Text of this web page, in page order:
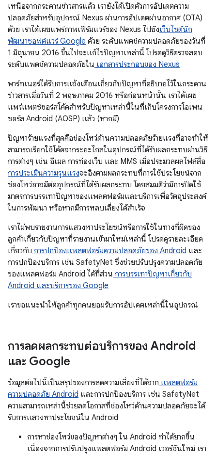
เหนือจากกระดานข่าวสารแล้ว เรายังได้เปิดตัวการอัปเดตความ
ปลอดภัยสำหรับอุปกรณ์ Nexus ผ่านการอัปเดตผ่านอากาศ (OTA)
ด้วย เราได้เผยแพร่ภาพเฟิร์มแวร์ของ Nexus ไปยังเว็บไซต์นัก
พัฒนาซอฟต์แวร์ Google ด้วย ระดับแพตช์ความปลอดภัยของวันที่
1 มิถุนายน 2016 ขึ้นไปจะแก้ไขปัญหาเหล่านี้ โปรดดูวิธีตรวจสอบ
ระดับแพตช์ความปลอดภัยใน เอกสารประกอบของ Nexus
พาร์ทเนอร์ได้รับการแจ้งเตือนเกี่ยวกับปัญหาที่อธิบายไว้ในกระดาน
ข่าวสารเมื่อวันที่ 2 พฤษภาคม 2016 หรือก่อนหน้านั้น เราได้เผย
แพร่แพตช์ซอร์สโค้ดสำหรับปัญหาเหล่านี้ในที่เก็บโครงการโอเพน
ซอร์ส Android (AOSP) แล้ว (หากมี)
ปัญหาร้ายแรงที่สุดคือช่องโหว่ด้านความปลอดภัยร้ายแรงที่อาจทําให้
สามารถเรียกใช้โค้ดจากระยะไกลในอุปกรณ์ที่ได้รับผลกระทบผ่านวิธี
การต่างๆ เช่น อีเมล การท่องเว็บ และ MMS เมื่อประมวลผลไฟล์สื่อ
การประเมินความรุนแรงจะอิงตามผลกระทบที่การใช้ประโยชน์จาก
ช่องโหว่อาจมีต่ออุปกรณ์ที่ได้รับผลกระทบ โดยสมมติว่ามีการปิดใช้
มาตรการบรรเทาปัญหาของแพลตฟอร์มและบริการเพื่อวัตถุประสงค์
ในการพัฒนา หรือหากมีการหลบเลี่ยงได้สําเร็จ
เราไม่พบรายงานการแสวงหาประโยชน์หรือการใช้ในทางที่ผิดของ
ลูกค้าเกี่ยวกับปัญหาที่รายงานเข้ามาใหม่เหล่านี้ โปรดดูรายละเอียด
เกี่ยวกับ การปกป้องแพลตฟอร์มความปลอดภัยของ Android และ
การปกป้องบริการ เช่น SafetyNet ซึ่งช่วยปรับปรุงความปลอดภัย
ของแพลตฟอร์ม Android ได้ที่ส่วน การบรรเทาปัญหาเกี่ยวกับ
Android และบริการของ Google
เราขอแนะนำให้ลูกค้าทุกคนยอมรับการอัปเดตเหล่านี้ในอุปกรณ์
การลดผลกระทบต่อบริการของ Android
และ Google
ข้อมูลต่อไปนี้เป็นสรุปของการลดความเสี่ยงที่ได้จาก แพลตฟอร์ม
ความปลอดภัย Android และการปกป้องบริการ เช่น SafetyNet
ความสามารถเหล่านี้ช่วยลดโอกาสที่ช่องโหว่ด้านความปลอดภัยจะได้
รับการแสวงหาประโยชน์ใน Android
การหาช่องโหว่ของปัญหาต่างๆ ใน Android ทำได้ยากขึ้น
เนื่องจากการปรับปรุงแพลตฟอร์ม Android เวอร์ชันใหม่ เรา